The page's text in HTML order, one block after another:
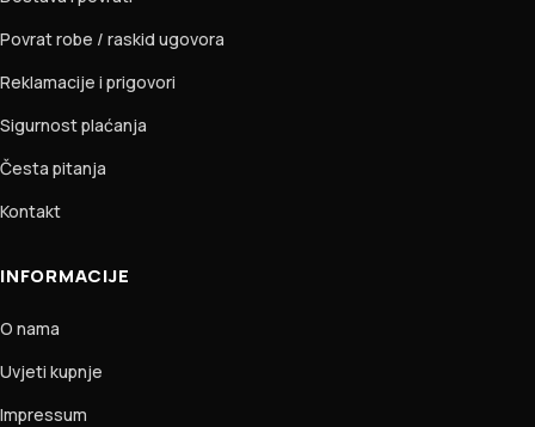
Povrat robe / raskid ugovora
Reklamacije i prigovori
Sigurnost plaćanja
Česta pitanja
Kontakt
INFORMACIJE
O nama
Uvjeti kupnje
Impressum